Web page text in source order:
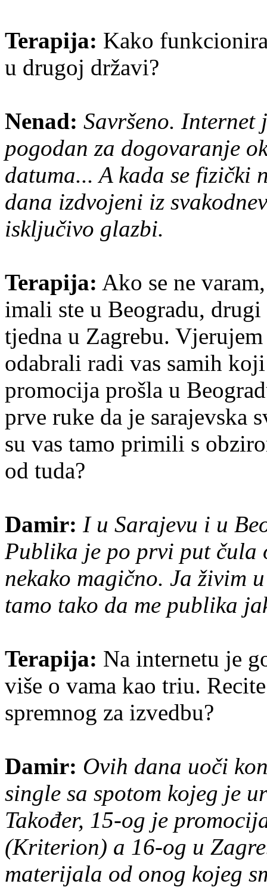
Terapija: Kako
u drugoj državi?
Nenad: Savršeno. Internet
pogodan za dogovaranje
datuma... A kada se fizički
dana izdvojeni iz
isključivo glazbi.
Terapija: Ako se ne
imali ste u Beogradu,
tjedna u Zagrebu.
odabrali radi vas samih
promocija prošla u
prve ruke da je sarajevska
su vas tamo primili s
od tuda?
Damir: I u Sarajevu i u
Publika je po prvi put čula
nekako magično. Ja živim
tamo tako da me publika
Terapija: Na internetu je
više o vama kao triu.
spremnog za izvedbu?
Damir: Ovih dana uoči
single sa spotom kojeg je
Također, 15-og je
(Kriterion) a 16-og u
materijala od onog kojeg